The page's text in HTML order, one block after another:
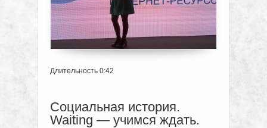
Длительность 0:42
Социальная история.
Waiting — учимся ждать.